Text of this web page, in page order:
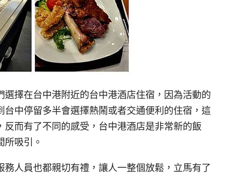
選擇在台中港附近的台中港酒店住宿，因為活動的
中停留多半會選擇熱鬧或者交通便利的住宿，這
而有了不同的感受，台中港酒店是非常新的飯
所吸引。
人員也都親切有禮，讓人一整個放鬆，立馬有了